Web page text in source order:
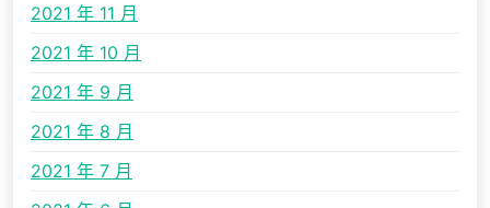
2021 年 11 月
2021 年 10 月
2021 年 9 月
2021 年 8 月
2021 年 7 月